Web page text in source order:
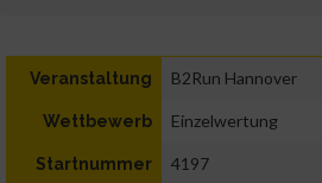
Veranstaltung B2Run Hannover
Wettbewerb Einzelwertung
Startnummer 4197